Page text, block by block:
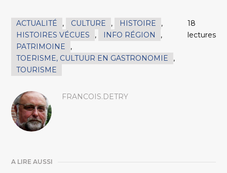
ACTUALITÉ , CULTURE , HISTOIRE
,
HISTOIRES VÉCUES
, INFO RÉGION
,
PATRIMOINE
,
TOERISME, CULTUUR EN GASTRONOMIE
,
TOURISME
18
lectures
FRANCOIS.DETRY
A LIRE AUSSI